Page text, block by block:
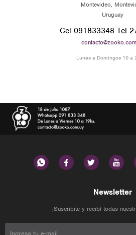
Montevideo,
Uruguay
Cel 091833348 Tel
Lunes a Domingos 10 a
   
Newsletter
¡Suscribite y recibí todas